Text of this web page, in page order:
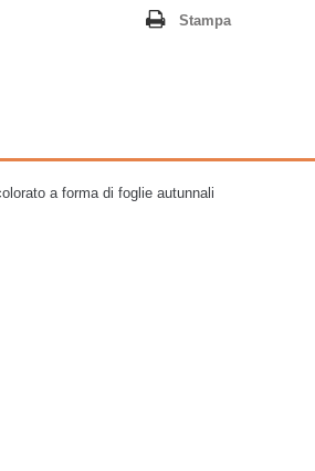
Stampa
a forma di foglie autunnali